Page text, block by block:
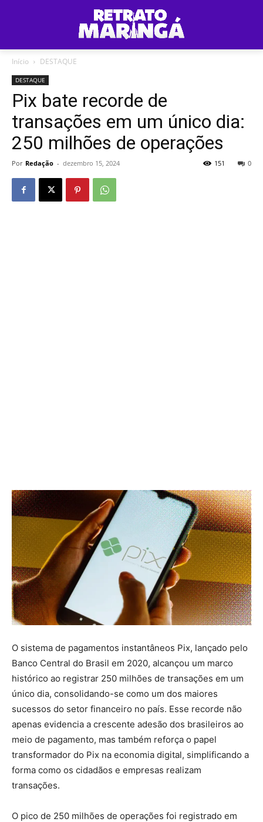
Início DESTAQUE
DESTAQUE
Pix bate recorde de
transações em um único dia:
250 milhões de operações
Por Redação - dezembro 15, 2024 0
151
O sistema de pagamentos instantâneos Pix, lançado pelo
Banco Central do Brasil em 2020, alcançou um marco
histórico ao registrar 250 milhões de transações em um
único dia, consolidando-se como um dos maiores
sucessos do setor financeiro no país. Esse recorde não
apenas evidencia a crescente adesão dos brasileiros ao
meio de pagamento, mas também reforça o papel
transformador do Pix na economia digital, simplificando a
forma como os cidadãos e empresas realizam
transações.
O pico de 250 milhões de operações foi registrado em